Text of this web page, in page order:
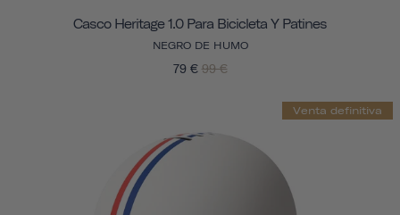
Casco Heritage 1.0 Para Bicicleta Y Patines
NEGRO DE HUMO
79 € 99 €
Venta definitiva